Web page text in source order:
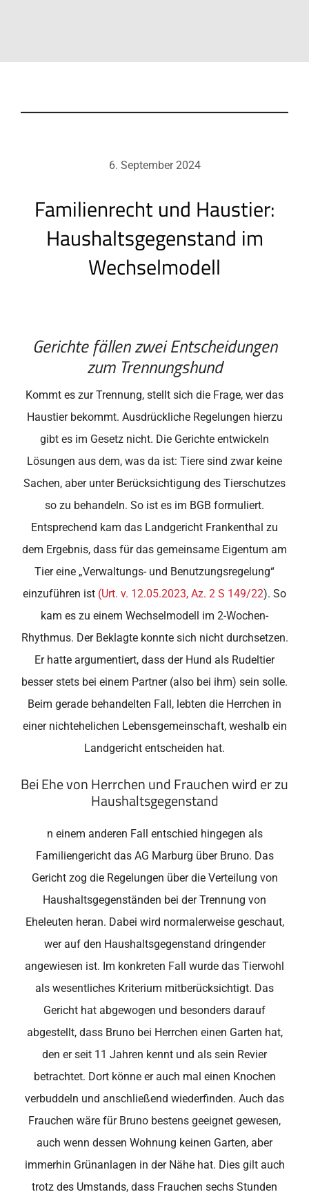
Familienrecht und Haustier:
Haushaltsgegenstand im
Wechselmodell
6. September 2024
Gerichte fällen zwei Entscheidungen
zum Trennungshund
Kommt es zur Trennung, stellt sich die Frage, wer das
Haustier bekommt. Ausdrückliche Regelungen hierzu
gibt es im Gesetz nicht. Die Gerichte entwickeln
Lösungen aus dem, was da ist: Tiere sind zwar keine
Sachen, aber unter Berücksichtigung des Tierschutzes
so zu behandeln. So ist es im BGB formuliert.
Entsprechend kam das Landgericht Frankenthal zu
dem Ergebnis, dass für das gemeinsame Eigentum am
Tier eine „Verwaltungs- und Benutzungsregelung“
einzuführen ist (Urt. v. 12.05.2023, Az. 2 S 149/22). So
kam es zu einem Wechselmodell im 2-Wochen-
Rhythmus. Der Beklagte konnte sich nicht durchsetzen.
Er hatte argumentiert, dass der Hund als Rudeltier
besser stets bei einem Partner (also bei ihm) sein solle.
Beim gerade behandelten Fall, lebten die Herrchen in
einer nichtehelichen Lebensgemeinschaft, weshalb ein
Landgericht entscheiden hat.
Bei Ehe von Herrchen und Frauchen wird er zu
Haushaltsgegenstand
n einem anderen Fall entschied hingegen als
Familiengericht das AG Marburg über Bruno. Das
Gericht zog die Regelungen über die Verteilung von
Haushaltsgegenständen bei der Trennung von
Eheleuten heran. Dabei wird normalerweise geschaut,
wer auf den Haushaltsgegenstand dringender
angewiesen ist. Im konkreten Fall wurde das Tierwohl
als wesentliches Kriterium mitberücksichtigt. Das
Gericht hat abgewogen und besonders darauf
abgestellt, dass Bruno bei Herrchen einen Garten hat,
den er seit 11 Jahren kennt und als sein Revier
betrachtet. Dort könne er auch mal einen Knochen
verbuddeln und anschließend wiederfinden. Auch das
Frauchen wäre für Bruno bestens geeignet gewesen,
auch wenn dessen Wohnung keinen Garten, aber
immerhin Grünanlagen in der Nähe hat. Dies gilt auch
trotz des Umstands, dass Frauchen sechs Stunden